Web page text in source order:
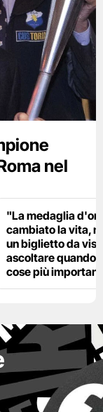
nel
"La medaglia
cambiato la vita,
un biglietto da
ascoltare quando
cose più